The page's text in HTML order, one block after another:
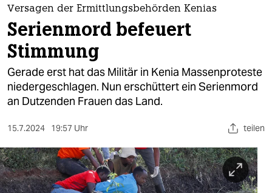
themen
politik
öko
gesellschaft
sport
berlin
Versagen der Ermittlungsbehörden Kenias
Serienmord befeuert
Stimmung
Gerade erst hat das Militär in Kenia Massenproteste
niedergeschlagen. Nun erschüttert ein Serienmord
an Dutzenden Frauen das Land.
15.7.2024 19:57 Uhr teilen